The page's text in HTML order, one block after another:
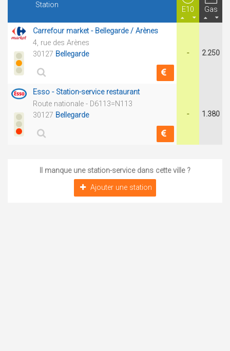
Station
E10 Gas
Carrefour market - Bellegarde / Arènes
4, rue des Arènes
30127 Bellegarde - 2.250
Esso - Station-service restaurant
Route nationale - D6113=N113
30127 Bellegarde - 1.380
Il manque une station-service dans cette ville ?
Ajouter une station